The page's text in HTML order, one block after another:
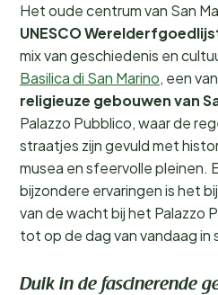
Het oude centrum van San
UNESCO
mix van geschiedenis en
Basilica di San Marino, een van
religieuze gebouwen van
Palazzo Pubblico, waar de
straatjes zijn gevuld met
musea en sfeervolle pleinen.
bijzondere ervaringen is het
van de wacht bij het Palazzo
tot op de dag van vandaag
Duik in de fascinerende